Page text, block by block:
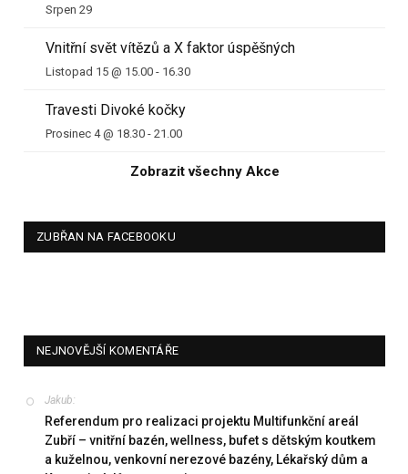
Srpen 29
Vnitřní svět vítězů a X faktor úspěšných
Listopad 15 @ 15.00 - 16.30
Travesti Divoké kočky
Prosinec 4 @ 18.30 - 21.00
Zobrazit všechny Akce
ZUBŘAN NA FACEBOOKU
NEJNOVĚJŠÍ KOMENTÁŘE
Jakub:
Referendum pro realizaci projektu Multifunkční areál
Zubří – vnitřní bazén, wellness, bufet s dětským koutkem
a kuželnou, venkovní nerezové bazény, Lékařský dům a